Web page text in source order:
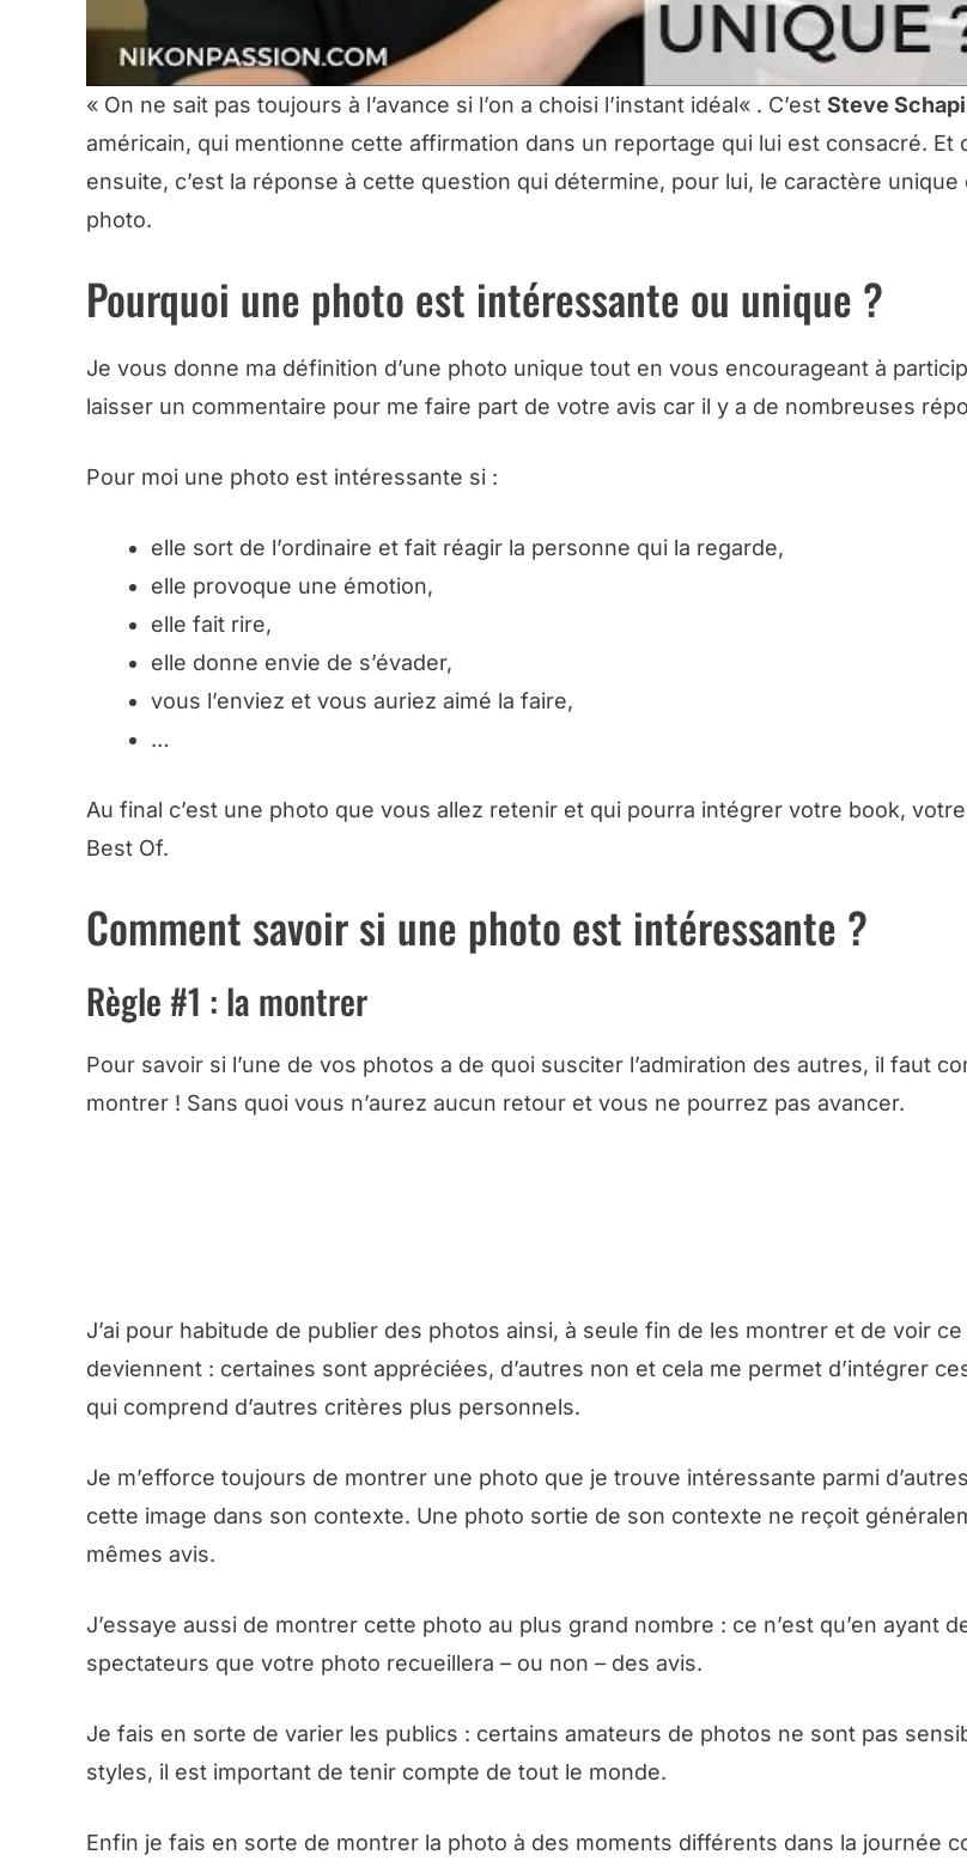
« On ne sait pas toujours à l’avance si l’on a choisi l’instant idéal« . C’est Steve
américain, qui mentionne cette affirmation dans un reportage qui lui est consacré. Et
ensuite, c’est la réponse à cette question qui détermine, pour lui, le caractère unique
photo.
Pourquoi une photo est intéressante ou unique ?
Je vous donne ma définition d’une photo unique tout en vous encourageant à
laisser un commentaire pour me faire part de votre avis car il y a de nombreuses
Pour moi une photo est intéressante si :
elle sort de l’ordinaire et fait réagir la personne qui la regarde,
elle provoque une émotion,
elle fait rire,
elle donne envie de s’évader,
vous l’enviez et vous auriez aimé la faire,
…
Au final c’est une photo que vous allez retenir et qui pourra intégrer votre book,
Best Of.
Comment savoir si une photo est intéressante ?
Règle #1 : la montrer
Pour savoir si l’une de vos photos a de quoi susciter l’admiration des autres, il faut
montrer ! Sans quoi vous n’aurez aucun retour et vous ne pourrez pas avancer.
J’ai pour habitude de publier des photos ainsi, à seule fin de les montrer et de voir ce
deviennent : certaines sont appréciées, d’autres non et cela me permet d’intégrer
qui comprend d’autres critères plus personnels.
Je m’efforce toujours de montrer une photo que je trouve intéressante parmi
cette image dans son contexte. Une photo sortie de son contexte ne reçoit
mêmes avis.
J’essaye aussi de montrer cette photo au plus grand nombre : ce n’est qu’en ayant
spectateurs que votre photo recueillera – ou non – des avis.
Je fais en sorte de varier les publics : certains amateurs de photos ne sont pas
styles, il est important de tenir compte de tout le monde.
Enfin je fais en sorte de montrer la photo à des moments différents dans la journée